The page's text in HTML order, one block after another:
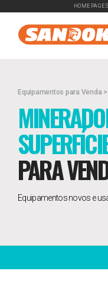
HOMEPAGE
Equipamentos para Venda
PARA
Equipamentos novos e